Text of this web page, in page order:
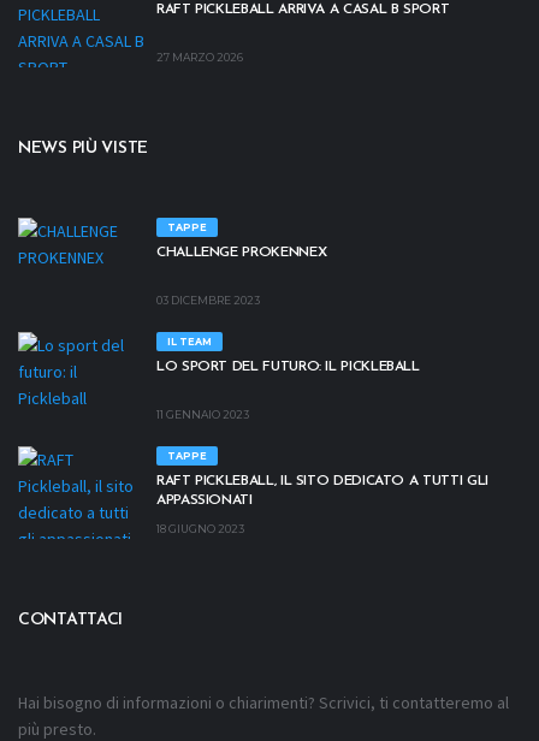
RAFT PICKLEBALL ARRIVA A CASAL B SPORT
27 MARZO 2026
NEWS PIÙ VISTE
TAPPE
CHALLENGE PROKENNEX
03 DICEMBRE 2023
IL TEAM
LO SPORT DEL FUTURO: IL PICKLEBALL
11 GENNAIO 2023
TAPPE
RAFT PICKLEBALL, IL SITO DEDICATO A TUTTI GLI
APPASSIONATI
18 GIUGNO 2023
CONTATTACI
Hai bisogno di informazioni o chiarimenti? Scrivici, ti contatteremo al
più presto.